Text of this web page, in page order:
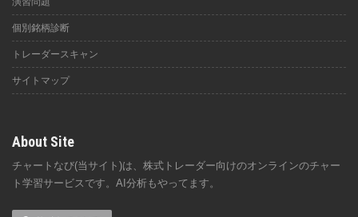
個別銘柄診断
トレーダースキャン
サイトマップ
About Site
チャートなび(当サイト)は、株式トレーダー向けのオンラインのチャー
ト学習サービスです。AI分析もやってます。